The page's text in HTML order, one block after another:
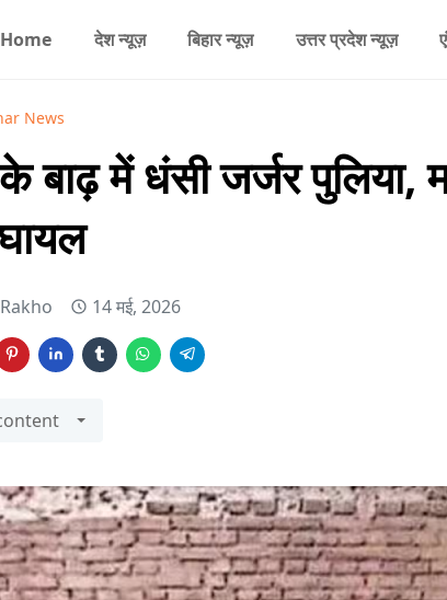
Home देश न्यूज़ बिहार न्यूज़ उत्तर प्रदेश न्यूज़
News
बाढ़ में धंसी जर्जर
14 मई, 2026